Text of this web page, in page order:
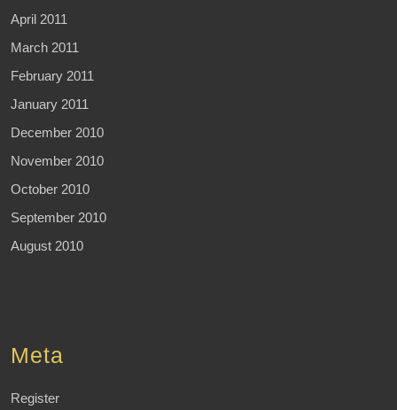
April 2011
March 2011
February 2011
January 2011
December 2010
November 2010
October 2010
September 2010
August 2010
Meta
Register